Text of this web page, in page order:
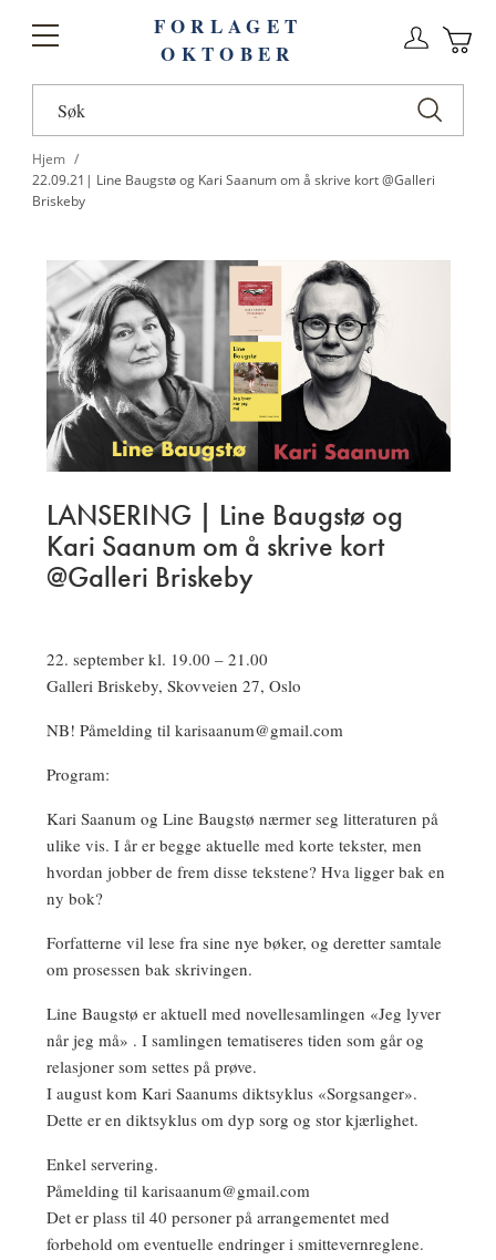
Toggle
FORLAGET
OKTOBER
Hjem
22.09.21| Line Baugstø og Kari Saanum om å skrive kort @Galleri
Briskeby
LANSERING | Line Baugstø og
Kari Saanum om å skrive kort
@Galleri Briskeby
22. september kl. 19.00 – 21.00
Galleri Briskeby, Skovveien 27, Oslo
NB! Påmelding til karisaanum@gmail.com
Program:
Kari Saanum og Line Baugstø nærmer seg litteraturen på
ulike vis. I år er begge aktuelle med korte tekster, men
hvordan jobber de frem disse tekstene? Hva ligger bak en
ny bok?
Forfatterne vil lese fra sine nye bøker, og deretter samtale
om prosessen bak skrivingen.
Line Baugstø er aktuell med novellesamlingen «Jeg lyver
når jeg må» . I samlingen tematiseres tiden som går og
relasjoner som settes på prøve.
I august kom Kari Saanums diktsyklus «Sorgsanger».
Dette er en diktsyklus om dyp sorg og stor kjærlighet.
Enkel servering.
Påmelding til karisaanum@gmail.com
Det er plass til 40 personer på arrangementet med
forbehold om eventuelle endringer i smittevernreglene.